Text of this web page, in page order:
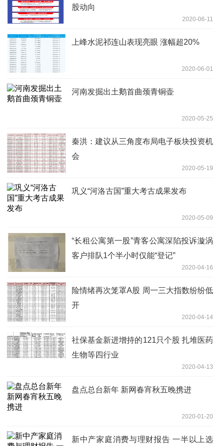
股动向
2020-06-11
上峰水泥祁连山表现亮眼 涨幅超20%
2020-06-01
河南发掘出土鹅首曲颈青铜壶
2020-05-25
秦洪：建议从三角度布局电子板块投资机
会
2020-05-19
巩义“河洛古国”重大考古成果发布
2020-05-09
“长租公寓第一股”青客公寓深陷投诉漩涡
客户排队1个半小时仅能“登记”
2020-04-16
险情绪再次笼罩A股 周一三大指数纷纷低
开
2020-04-14
社保基金新进增持的121只个股 扎堆医药
生物等四行业
2020-04-13
盘点总台新年 新网春宵秋五晚携进
2020-01-20
新中产家庭消费与理财报告 一半以上选